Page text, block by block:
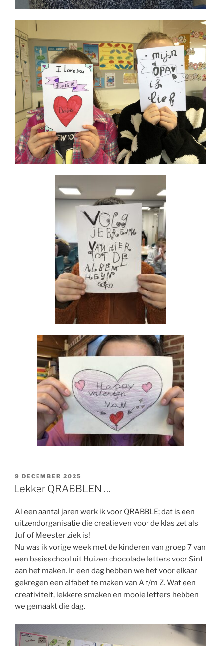
GEPLAATST
OP
9 DECEMBER 2025
Lekker QRABBLEN …
Al een aantal jaren werk ik voor QRABBLE; dat is een
uitzendorganisatie die creatieven voor de klas zet als
Juf of Meester ziek is!
Nu was ik vorige week met de kinderen van groep 7 van
een basisschool uit Huizen chocolade letters voor Sint
aan het maken. In een dag hebben we het voor elkaar
gekregen een alfabet te maken van A t/m Z. Wat een
creativiteit, lekkere smaken en mooie letters hebben
we gemaakt die dag.